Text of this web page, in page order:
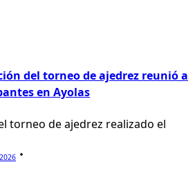
del torneo de ajedrez reunió a
en Ayolas
torneo de ajedrez realizado el